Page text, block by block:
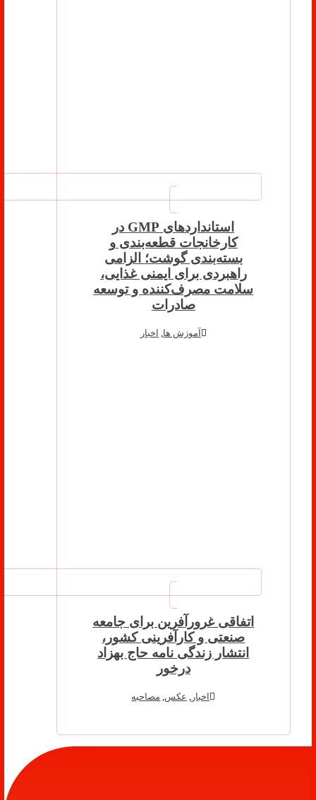
استانداردهای GMP در
کارخانجات قطعه‌بندی و
بسته‌بندی گوشت؛ الزامی
راهبردی برای ایمنی غذایی،
سلامت مصرف‌کننده و توسعه
صادرات
آموزش ها اخبار
اتفاقی غرورآفرین برای جامعه
صنعتی و کارآفرینی کشور،
انتشار زندگی نامه حاج بهزاد
درخور
اخبار عکس مصاحبه